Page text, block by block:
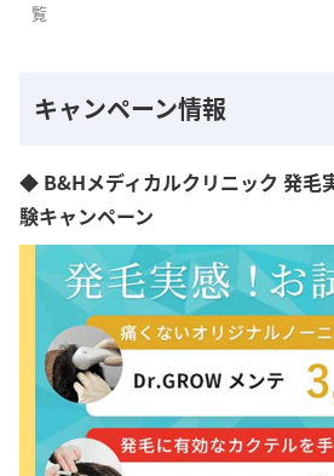
覧
キャンペーン情報
◆ B&Hメディカルクリニック 発毛
験キャンペーン